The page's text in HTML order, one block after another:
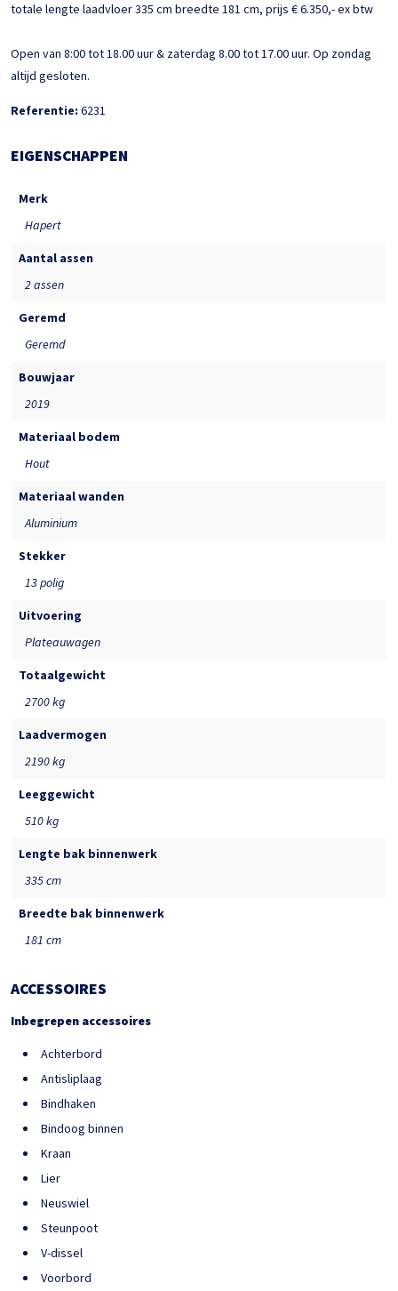
totale lengte laadvloer 335 cm breedte 181 cm, prijs € 6.350,- ex btw
Open van 8:00 tot 18.00 uur & zaterdag 8.00 tot 17.00 uur. Op zondag
altijd gesloten.
Referentie: 6231
EIGENSCHAPPEN
Merk
Hapert
Aantal assen
2 assen
Geremd
Geremd
Bouwjaar
2019
Materiaal bodem
Hout
Materiaal wanden
Aluminium
Stekker
13 polig
Uitvoering
Plateauwagen
Totaalgewicht
2700 kg
Laadvermogen
2190 kg
Leeggewicht
510 kg
Lengte bak binnenwerk
335 cm
Breedte bak binnenwerk
181 cm
ACCESSOIRES
Inbegrepen accessoires
Achterbord
Antisliplaag
Bindhaken
Bindoog binnen
Kraan
Lier
Neuswiel
Steunpoot
V-dissel
Voorbord